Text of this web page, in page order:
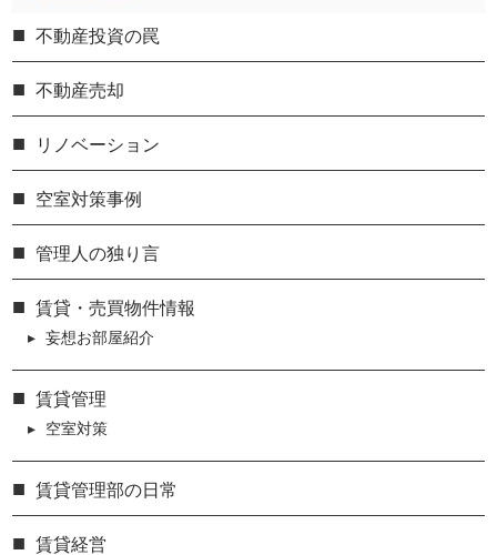
不動産投資の罠
不動産売却
リノベーション
空室対策事例
管理人の独り言
賃貸・売買物件情報
妄想お部屋紹介
賃貸管理
空室対策
賃貸管理部の日常
賃貸経営